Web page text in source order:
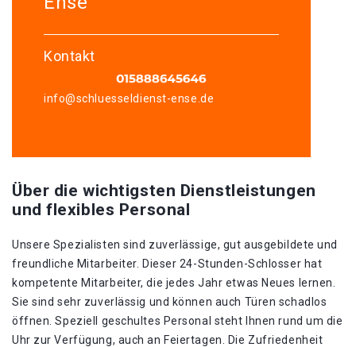
Kontakt
info@schluesseldienst-ense.de
Über die wichtigsten Dienstleistungen
und flexibles Personal
Unsere Spezialisten sind zuverlässige, gut ausgebildete und
freundliche Mitarbeiter. Dieser 24-Stunden-Schlosser hat
kompetente Mitarbeiter, die jedes Jahr etwas Neues lernen.
Sie sind sehr zuverlässig und können auch Türen schadlos
öffnen. Speziell geschultes Personal steht Ihnen rund um die
Uhr zur Verfügung, auch an Feiertagen. Die Zufriedenheit